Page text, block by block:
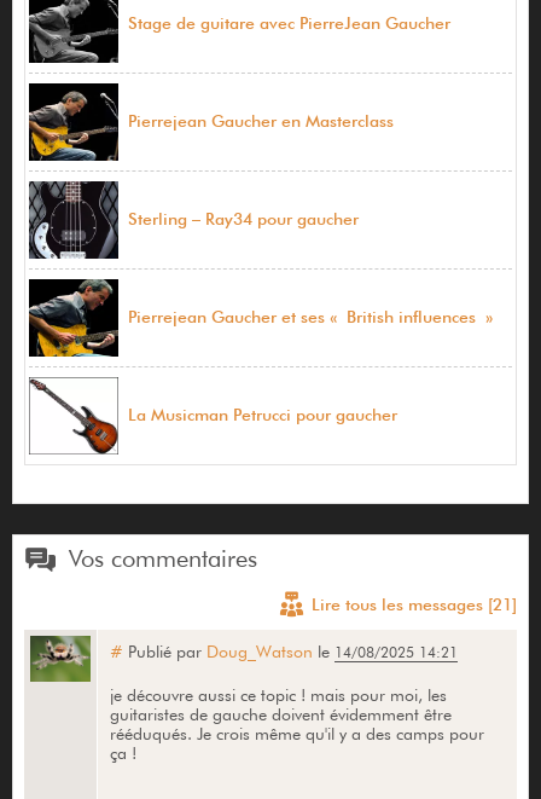
Stage de guitare avec PierreJean Gaucher
Pierrejean Gaucher en Masterclass
Sterling – Ray34 pour gaucher
Pierrejean Gaucher et ses « British influences »
La Musicman Petrucci pour gaucher
Vos commentaires
Lire tous les messages [21]
# Publié par Doug_Watson le 14/08/2025 14:21
je découvre aussi ce topic ! mais pour moi, les
guitaristes de gauche doivent évidemment être
rééduqués. Je crois même qu'il y a des camps pour
ça !